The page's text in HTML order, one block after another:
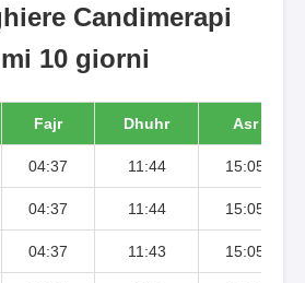
Candimerapi
10 giorni
Fajr Dhuhr Asr
04:37 11:44 15:05
04:37 11:44 15:05
04:37 11:43 15:05